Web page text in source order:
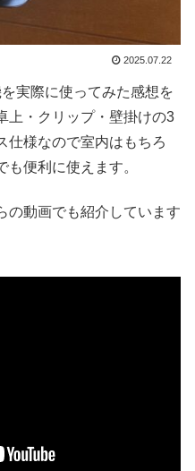
2025.07.22
実際に使ってみた感想を
上・クリップ・壁掛けの3
仕様なので室内はもちろ
便利に使えます。
の動画でも紹介しています